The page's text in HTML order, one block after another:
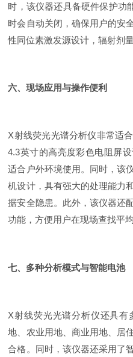
时，该仪器还具备硬件保护功
时会自动关闭，确保用户的安
性同位素激发源设计，辐射剂
六、现场应用与操作便利
X射线荧光光谱分析仪非常适
4.3英寸的高亮度彩色电阻屏
适合户外环境使用。同时，该
机设计，具有强大的处理能力
据安全隐患。此外，该仪器还
功能，方便用户在现场查找平
七、多种分析模式与智能电池
X射线荧光光谱分析仪还具有
地、农业用地、商业用地、居
合格。同时，该仪器还采用了